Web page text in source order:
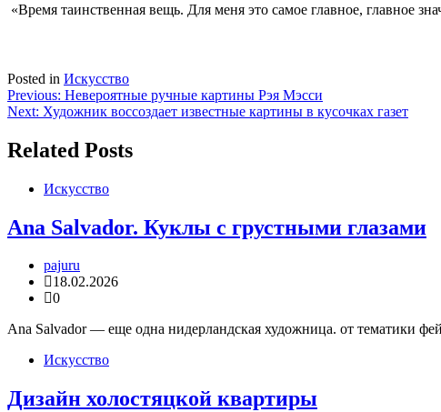
«Время таинственная вещь. Для меня это самое главное, главное
Posted in Искусство
Навигация
по
записям
Previous: Невероятные ручные картины Рэя Мэсси
Next: Художник воссоздает известные картины в кусочках газет
Related Posts
Искусство
Ana Salvador. Куклы с грустными глазами
pajuru
18.02.2026
0
Ana Salvador — еще одна нидерландская художница. от тематики
Искусство
Дизайн холостяцкой квартиры